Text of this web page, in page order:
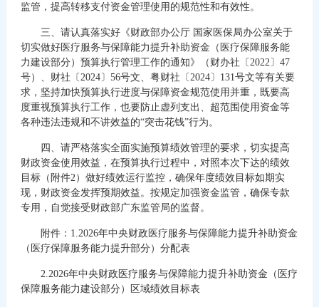
监管，提高转移支付资金管理使用的规范性和有效性。
三、请认真落实好《财政部办公厅 国家医保局办公室关于
切实做好医疗服务与保障能力提升补助资金（医疗保障服务能
力建设部分）预算执行管理工作的通知》（财办社〔2022〕47
号）、财社〔2024〕56号文、粤财社〔2024〕131号文等有关要
求，坚持加快预算执行进度与保障资金规范使用并重，既要高
度重视预算执行工作，也要防止虚列支出、超范围使用资金等
各种违法违规和不讲效益的“突击花钱”行为。
四、请严格落实全面实施预算绩效管理的要求，切实提高
财政资金使用效益，在预算执行过程中，对照本次下达的绩效
目标（附件2）做好绩效运行监控，确保年度绩效目标如期实
现，财政资金发挥预期效益。按规定加强资金监管，确保专款
专用，自觉接受财政部广东监管局的监督。
附件：1.2026年中央财政医疗服务与保障能力提升补助资金
（医疗保障服务能力提升部分）分配表
2.2026年中央财政医疗服务与保障能力提升补助资金（医疗
保障服务能力建设部分）区域绩效目标表